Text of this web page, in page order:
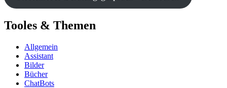
Tooles & Themen
Allgemein
Assistant
Bilder
Bücher
ChatBots